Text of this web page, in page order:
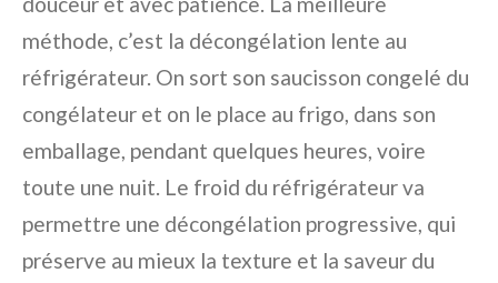
méthode, c’est la décongélation lente au
réfrigérateur. On sort son saucisson congelé du
congélateur et on le place au frigo, dans son
emballage, pendant quelques heures, voire
toute une nuit. Le froid du réfrigérateur va
permettre une décongélation progressive, qui
préserve au mieux la texture et la saveur du